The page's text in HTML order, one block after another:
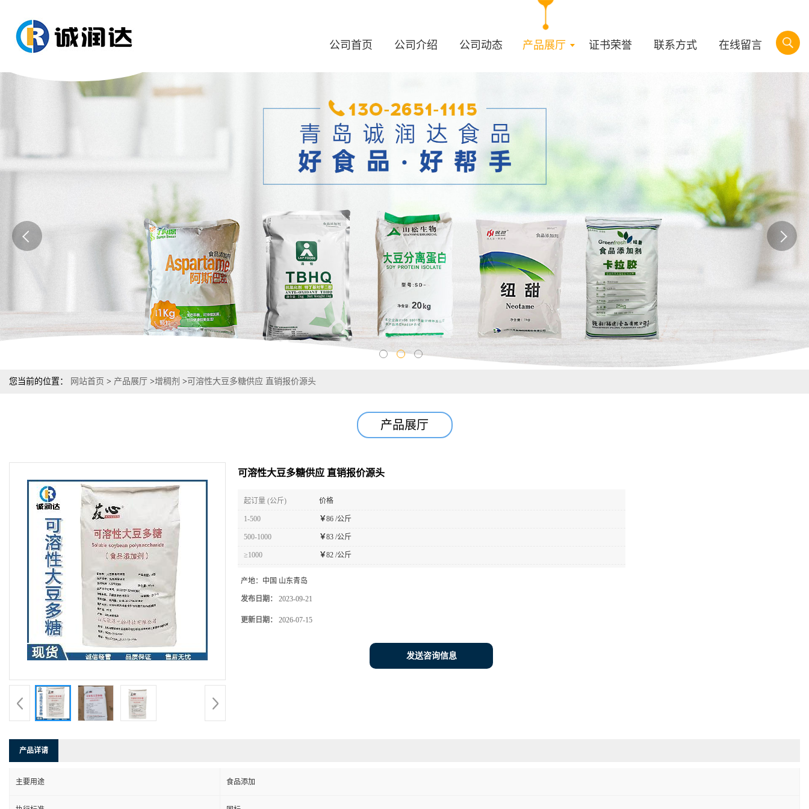
公司首页 公司介绍 公司动态 产品展厅 证书荣誉 联系方式 在线留言
您当前的位置： 网站首页 > 产品展厅 >增稠剂 > 可溶性大豆多糖供应 直销报价源头
产品展厅
可溶性大豆多糖供应 直销报价源头
起订量 (公斤) 价格
1-500 ￥86 /公斤
500-1000 ￥83 /公斤
≥1000 ￥82 /公斤
产地： 中国 山东青岛
发布日期： 2023-09-21
更新日期： 2026-07-15
发送咨询信息
产品详请
主要用途 食品添加